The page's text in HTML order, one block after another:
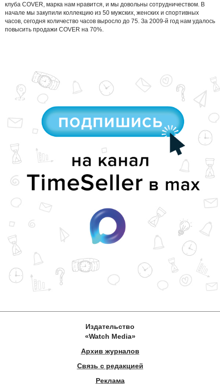
клуба COVER, марка нам нравится, и мы довольны сотрудничеством. В
начале мы закупили коллекцию из 50 мужских, женских и спортивных
часов, сегодня количество часов выросло до 75. За 2009-й год нам удалось
повысить продажи COVER на 70%.
Издательство
«Watch Media»
Архив журналов
Связь с редакцией
Реклама